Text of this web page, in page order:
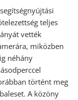
teljes
vették
miközben
néhány
történt meg
A közöny